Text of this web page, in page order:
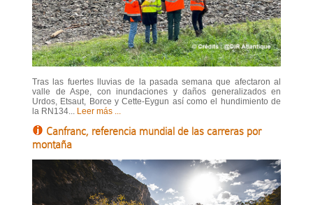
Tras las fuertes lluvias de la pasada semana que afectaron al
valle de Aspe, con inundaciones y daños generalizados en
Urdos, Etsaut, Borce y Cette-Eygun así como el hundimiento de
la RN134... Leer más ...
Canfranc, referencia mundial de las carreras por
montaña